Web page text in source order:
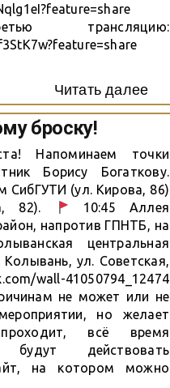
трансляцию:
Читать далее
броску!
Напоминаем точки
Борису Богаткову.
СибГУТИ (ул. Кирова, 86)
82).
10:45 Аллея
напротив ГПНТБ, на
центральная
ул. Советская,
wall-41050794_12474
не может или не
но желает
всё время
будут действовать
на котором можно